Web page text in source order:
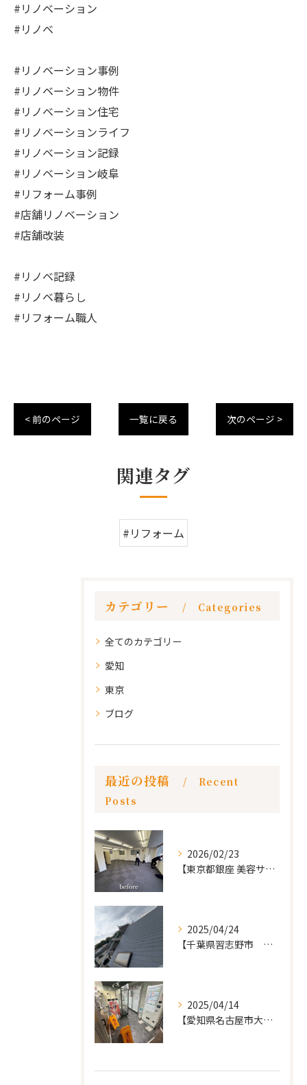
#リノベーション
#リノベ
#リノベーション事例
#リノベーション物件
#リノベーション住宅
#リノベーションライフ
#リノベーション記録
#リノベーション岐阜
#リフォーム事例
#店舗リノベーション
#店舗改装
#リノベ記録
#リノベ暮らし
#リフォーム職人
< 前のページ 一覧に戻る 次のページ >
関連タグ
#リフォーム
カテゴリー Categories
全てのカテゴリー
愛知
東京
ブログ
最近の投稿
Recent
Posts
2026/02/23
【東京都銀座 美容サロン店舗工事】
2025/04/24
【千葉県習志野市 戸建て 屋根の葺き替え工事】
2025/04/14
【愛知県名古屋市大須 カードショップ屋のリノベーション